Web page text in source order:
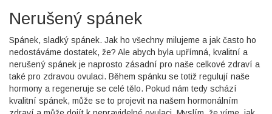
Nerušený spánek
Spánek, sladký spánek. Jak ho všechny milujeme a jak často ho
nedostáváme dostatek, že? Ale abych byla upřímná, kvalitní a
nerušený spánek je naprosto zásadní pro naše celkové zdraví a
také pro zdravou ovulaci. Během spánku se totiž regulují naše
hormony a regeneruje se celé tělo. Pokud nám tedy schází
kvalitní spánek, může se to projevit na našem hormonálním